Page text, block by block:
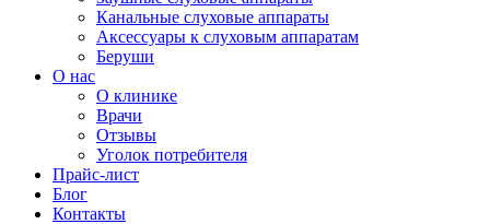
Канальные слуховые аппараты
Аксессуары к слуховым аппаратам
Беруши
О нас
О клинике
Врачи
Отзывы
Уголок потребителя
Прайс-лист
Блог
Контакты